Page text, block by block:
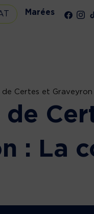
Marées
de Certes et
de
: La